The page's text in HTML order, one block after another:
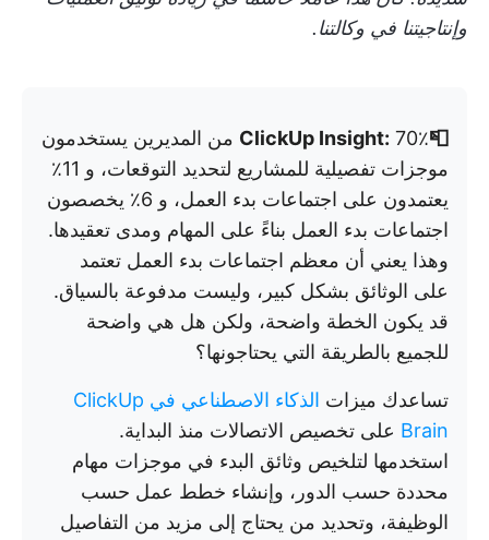
وإنتاجيتنا في وكالتنا.
📮ClickUp Insight:
70٪ من المديرين يستخدمون
موجزات تفصيلية للمشاريع لتحديد التوقعات، و 11٪
يعتمدون على اجتماعات بدء العمل، و 6٪ يخصصون
اجتماعات بدء العمل بناءً على المهام ومدى تعقيدها.
وهذا يعني أن معظم اجتماعات بدء العمل تعتمد
على الوثائق بشكل كبير، وليست مدفوعة بالسياق.
قد يكون الخطة واضحة، ولكن هل هي واضحة
للجميع بالطريقة التي يحتاجونها؟
تساعدك ميزات
الذكاء الاصطناعي في ClickUp
Brain على تخصيص الاتصالات منذ البداية.
استخدمها لتلخيص وثائق البدء في موجزات مهام
محددة حسب الدور، وإنشاء خطط عمل حسب
الوظيفة، وتحديد من يحتاج إلى مزيد من التفاصيل